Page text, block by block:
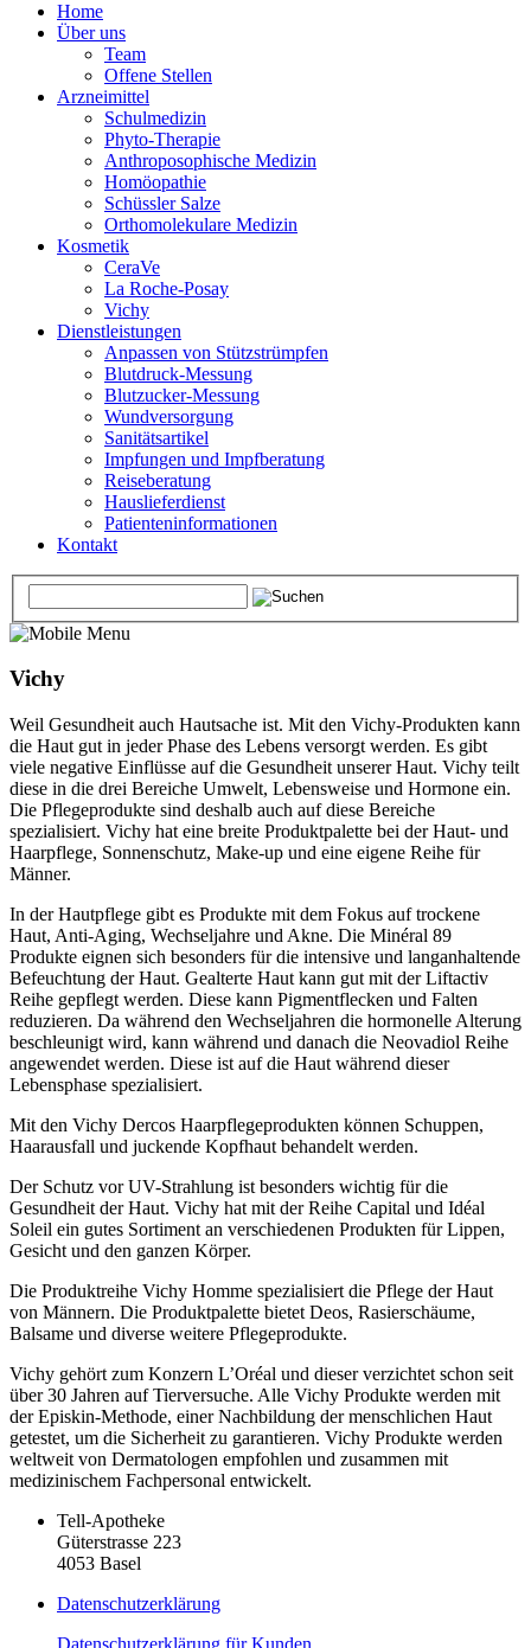
Home
Über uns
Team
Offene Stellen
Arzneimittel
Schulmedizin
Phyto-Therapie
Anthroposophische Medizin
Homöopathie
Schüssler Salze
Orthomolekulare Medizin
Kosmetik
CeraVe
La Roche-Posay
Vichy
Dienstleistungen
Anpassen von Stützstrümpfen
Blutdruck-Messung
Blutzucker-Messung
Wundversorgung
Sanitätsartikel
Impfungen und Impfberatung
Reiseberatung
Hauslieferdienst
Patienteninformationen
Kontakt
Vichy
Weil Gesundheit auch Hautsache ist. Mit den Vichy-Produkten kann
die Haut gut in jeder Phase des Lebens versorgt werden. Es gibt
viele negative Einflüsse auf die Gesundheit unserer Haut. Vichy teilt
diese in die drei Bereiche Umwelt, Lebensweise und Hormone ein.
Die Pflegeprodukte sind deshalb auch auf diese Bereiche
spezialisiert. Vichy hat eine breite Produktpalette bei der Haut- und
Haarpflege, Sonnenschutz, Make-up und eine eigene Reihe für
Männer.
In der Hautpflege gibt es Produkte mit dem Fokus auf trockene
Haut, Anti-Aging, Wechseljahre und Akne. Die Minéral 89
Produkte eignen sich besonders für die intensive und langanhaltende
Befeuchtung der Haut. Gealterte Haut kann gut mit der Liftactiv
Reihe gepflegt werden. Diese kann Pigmentflecken und Falten
reduzieren. Da während den Wechseljahren die hormonelle Alterung
beschleunigt wird, kann während und danach die Neovadiol Reihe
angewendet werden. Diese ist auf die Haut während dieser
Lebensphase spezialisiert.
Mit den Vichy Dercos Haarpflegeprodukten können Schuppen,
Haarausfall und juckende Kopfhaut behandelt werden.
Der Schutz vor UV-Strahlung ist besonders wichtig für die
Gesundheit der Haut. Vichy hat mit der Reihe Capital und Idéal
Soleil ein gutes Sortiment an verschiedenen Produkten für Lippen,
Gesicht und den ganzen Körper.
Die Produktreihe Vichy Homme spezialisiert die Pflege der Haut
von Männern. Die Produktpalette bietet Deos, Rasierschäume,
Balsame und diverse weitere Pflegeprodukte.
Vichy gehört zum Konzern L’Oréal und dieser verzichtet schon seit
über 30 Jahren auf Tierversuche. Alle Vichy Produkte werden mit
der Episkin-Methode, einer Nachbildung der menschlichen Haut
getestet, um die Sicherheit zu garantieren. Vichy Produkte werden
weltweit von Dermatologen empfohlen und zusammen mit
medizinischem Fachpersonal entwickelt.
Tell-Apotheke
Güterstrasse 223
4053 Basel
Datenschutzerklärung
Datenschutzerklärung für Kunden